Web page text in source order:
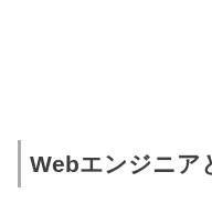
Webエンジニア